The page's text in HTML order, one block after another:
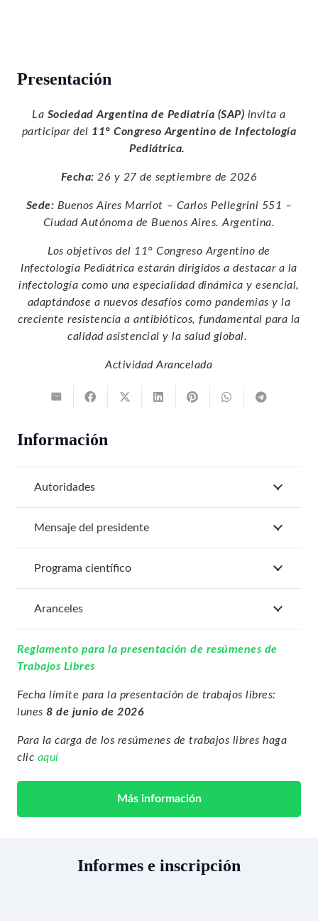
Presentación
La Sociedad Argentina de Pediatría (SAP) invita a
participar del 11° Congreso Argentino de Infectología
Pediátrica.
Fecha: 26 y 27 de septiembre de 2026
Sede: Buenos Aires Marriot – Carlos Pellegrini 551 –
Ciudad Autónoma de Buenos Aires. Argentina.
Los objetivos del 11° Congreso Argentino de
Infectología Pediátrica estarán dirigidos a destacar a la
infectología como una especialidad dinámica y esencial,
adaptándose a nuevos desafíos como pandemias y la
creciente resistencia a antibióticos, fundamental para la
calidad asistencial y la salud global.
Actividad Arancelada
Información
Autoridades
Mensaje del presidente
Programa científico
Aranceles
Reglamento para la presentación de resúmenes de
Trabajos Libres
Fecha límite para la presentación de trabajos libres:
lunes8 de junio de 2026
Para la carga de los resúmenes de trabajos libres haga
clic aquí
Más información
Informes e inscripción